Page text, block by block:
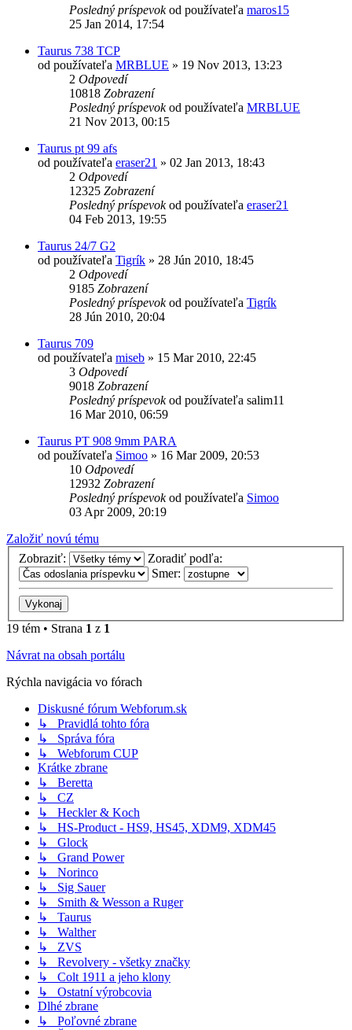
Posledný príspevokod používateľa maros15
25 Jan 2014, 17:54
Taurus 738 TCP
od používateľa MRBLUE » 19 Nov 2013, 13:23
2 Odpovedí
10818 Zobrazení
Posledný príspevokod používateľa MRBLUE
21 Nov 2013, 00:15
Taurus pt 99 afs
od používateľa eraser21 » 02 Jan 2013, 18:43
2 Odpovedí
12325 Zobrazení
Posledný príspevokod používateľa eraser21
04 Feb 2013, 19:55
Taurus 24/7 G2
od používateľa Tigrík » 28 Jún 2010, 18:45
2 Odpovedí
9185 Zobrazení
Posledný príspevokod používateľa Tigrík
28 Jún 2010, 20:04
Taurus 709
od používateľa miseb » 15 Mar 2010, 22:45
3 Odpovedí
9018 Zobrazení
Posledný príspevokod používateľa salim11
16 Mar 2010, 06:59
Taurus PT 908 9mm PARA
od používateľa Simoo » 16 Mar 2009, 20:53
10 Odpovedí
12932 Zobrazení
Posledný príspevokod používateľa Simoo
03 Apr 2009, 20:19
Založiť novú tému
Zobraziť:
Zoradiť podľa:
Smer:
19 tém • Strana 1 z 1
Návrat na obsah portálu
Rýchla navigácia vo fórach
Diskusné fórum Webforum.sk
↳ Pravidlá tohto fóra
↳ Správa fóra
↳ Webforum CUP
Krátke zbrane
↳ Beretta
↳ CZ
↳ Heckler & Koch
↳ HS-Product - HS9, HS45, XDM9, XDM45
↳ Glock
↳ Grand Power
↳ Norinco
↳ Sig Sauer
↳ Smith & Wesson a Ruger
↳ Taurus
↳ Walther
↳ ZVS
↳ Revolvery - všetky značky
↳ Colt 1911 a jeho klony
↳ Ostatní výrobcovia
Dlhé zbrane
↳ Poľovné zbrane